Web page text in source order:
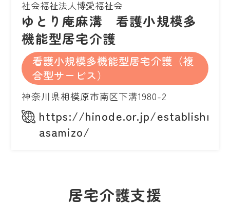
社会福祉法人博愛福祉会
ゆとり庵麻溝 看護小規模多
機能型居宅介護
看護小規模多機能型居宅介護（複
合型サービス）
神奈川県相模原市南区下溝1980-2
https://hinode.or.jp/
asamizo/
居宅介護支援